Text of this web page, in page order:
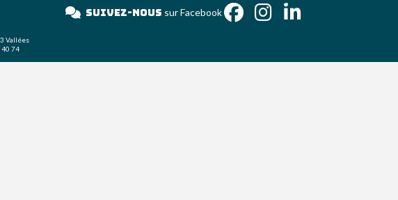
Suivez-nous sur Facebook
Vallées
40 74